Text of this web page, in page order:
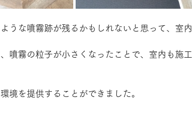
うな噴霧跡が残るかもしれないと思って、室内
噴霧の粒子が小さくなったことで、室内も施工
境を提供することができました。